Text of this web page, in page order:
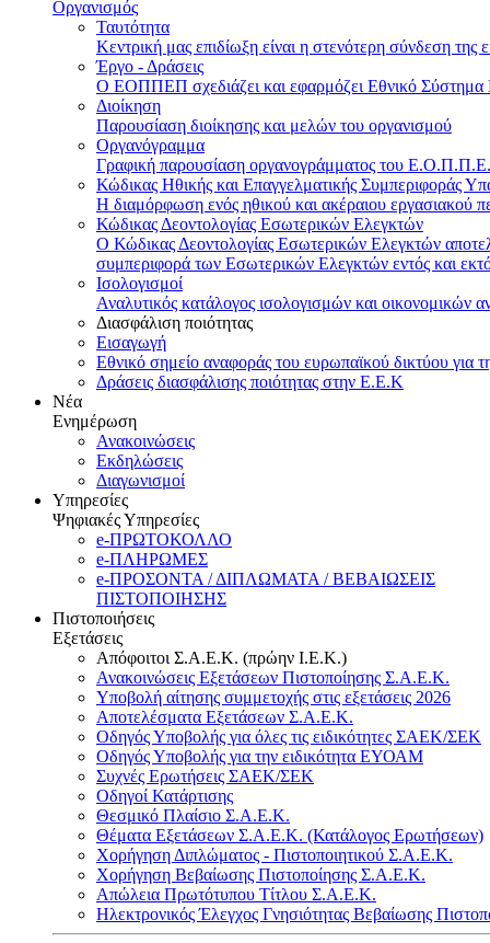
Οργανισμός
Ταυτότητα
Κεντρική μας επιδίωξη είναι η στενότερη σύνδεση της
Έργο - Δράσεις
Ο ΕΟΠΠΕΠ σχεδιάζει και εφαρμόζει Eθνικό Σύστημα
Διοίκηση
Παρουσίαση διοίκησης και μελών του οργανισμού
Οργανόγραμμα
Γραφική παρουσίαση οργανογράμματος του
Κώδικας Ηθικής και Επαγγελματικής Συμπεριφοράς
Η διαμόρφωση ενός ηθικού και ακέραιου εργασιακού
Κώδικας Δεοντολογίας Εσωτερικών Ελεγκτών
Ο Κώδικας Δεοντολογίας Εσωτερικών Ελεγκτών
συμπεριφορά των Εσωτερικών Ελεγκτών εντός και
Ισολογισμοί
Αναλυτικός κατάλογος ισολογισμών και οικονομικών
Διασφάλιση ποιότητας
Εισαγωγή
Εθνικό σημείο αναφοράς του ευρωπαϊκού δικτύου για
Δράσεις διασφάλισης ποιότητας στην Ε.Ε.Κ
Νέα
Ενημέρωση
Ανακοινώσεις
Εκδηλώσεις
Διαγωνισμοί
Υπηρεσίες
Ψηφιακές Υπηρεσίες
e-ΠΡΩΤΟΚΟΛΛΟ
e-ΠΛΗΡΩΜΕΣ
e-ΠΡΟΣΟΝΤΑ / ΔΙΠΛΩΜΑΤΑ / ΒΕΒΑΙΩΣΕΙΣ
ΠΙΣΤΟΠΟΙΗΣΗΣ
Πιστοποιήσεις
Εξετάσεις
Απόφοιτοι Σ.Α.Ε.Κ. (πρώην Ι.Ε.Κ.)
Ανακοινώσεις Εξετάσεων Πιστοποίησης Σ.Α.Ε.Κ.
Υποβολή αίτησης συμμετοχής στις εξετάσεις 2026
Αποτελέσματα Εξετάσεων Σ.Α.Ε.Κ.
Οδηγός Υποβολής για όλες τις ειδικότητες ΣΑΕΚ/ΣΕΚ
Οδηγός Υποβολής για την ειδικότητα ΕΥΟΑΜ
Συχνές Ερωτήσεις ΣΑΕΚ/ΣΕΚ
Οδηγοί Κατάρτισης
Θεσμικό Πλαίσιο Σ.Α.Ε.Κ.
Θέματα Εξετάσεων Σ.Α.Ε.Κ. (Κατάλογος Ερωτήσεων)
Χορήγηση Διπλώματος - Πιστοποιητικού Σ.Α.Ε.Κ.
Χορήγηση Βεβαίωσης Πιστοποίησης Σ.Α.Ε.Κ.
Απώλεια Πρωτότυπου Τίτλου Σ.Α.Ε.Κ.
Ηλεκτρονικός Έλεγχος Γνησιότητας Βεβαίωσης